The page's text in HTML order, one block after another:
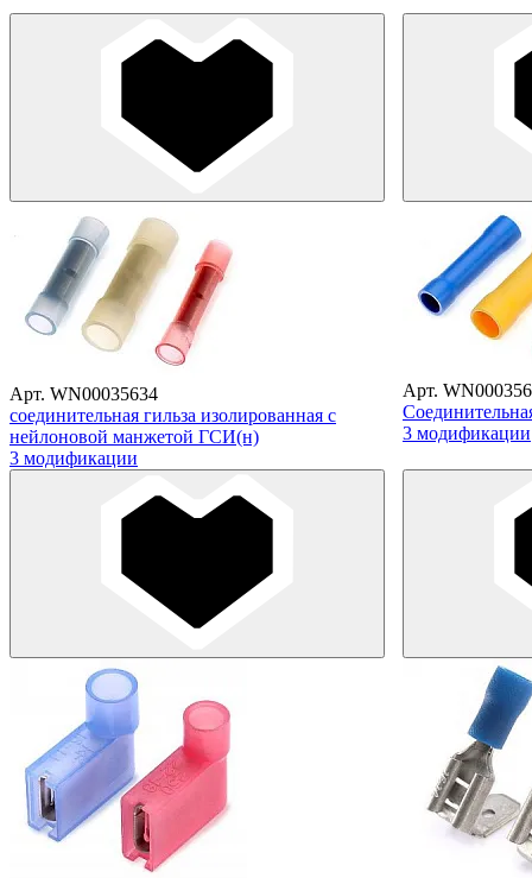
Арт. WN00035634
соединительная гильза изолированная с
нейлоновой манжетой ГСИ(н)
3 модификации
Арт.
3 модификации